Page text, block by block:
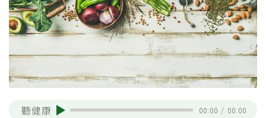
聽健康 00:00 / 00:00